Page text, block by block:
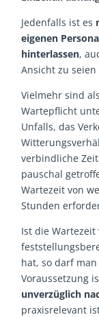
Jedenfalls ist es
eigenen
hinterlassen,
Ansicht zu
Vielmehr sind
Wartepflicht
Unfalls, das
verbindliche
pauschal
Wartezeit von
Stunden
Ist die
hat, so darf
Voraussetzung
unverzüglich
praxisrelevant